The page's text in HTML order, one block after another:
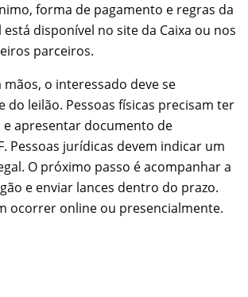
forma de pagamento e regras da
disponível no site da Caixa ou nos
parceiros.
mãos, o interessado deve se
do leilão. Pessoas físicas precisam ter
e apresentar documento de
Pessoas jurídicas devem indicar um
O próximo passo é acompanhar a
e enviar lances dentro do prazo.
ocorrer online ou presencialmente.